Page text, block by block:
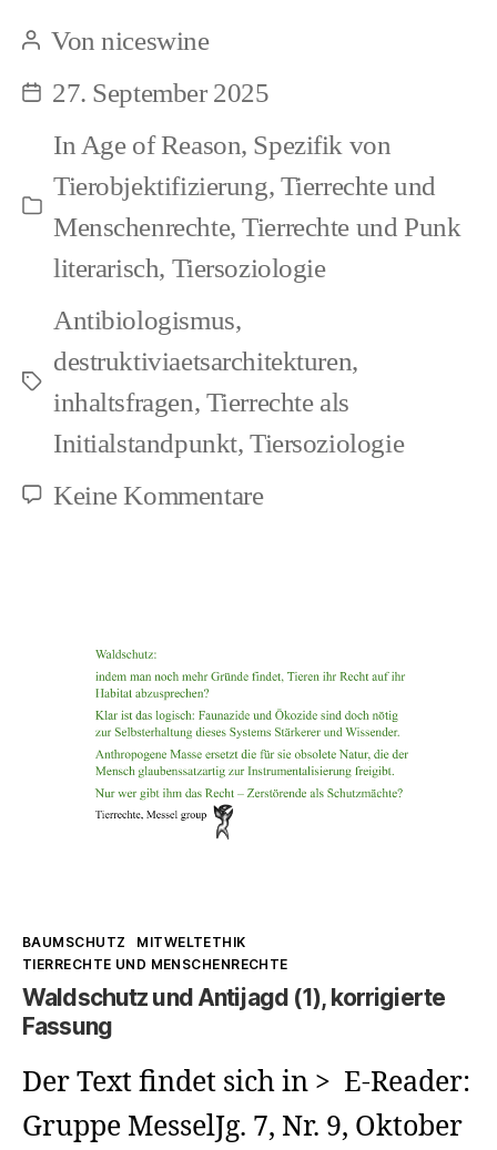
Formen
der
Entrechtung?
Beitragsautor
Vonniceswine
Beitragsdatum
27. September 2025
Kategorien
In Age of Reason, Spezifik von
Tierobjektifizierung, Tierrechte und
Menschenrechte,Tierrechte und Punk
literarisch, Tiersoziologie
Schlagwörter
Antibiologismus,
destruktiviaetsarchitekturen,
inhaltsfragen, Tierrechte als
Initialstandpunkt, Tiersoziologie
Keine Kommentarezu
Kategorien
BAUMSCHUTZ
MITWELTETHIK
TIERRECHTE UND MENSCHENRECHTE
Waldschutz und Antijagd (1), korrigierte
Fassung
Der Text findet sich in > E-Reader:
Gruppe MesselJg. 7, Nr. 9, Oktober